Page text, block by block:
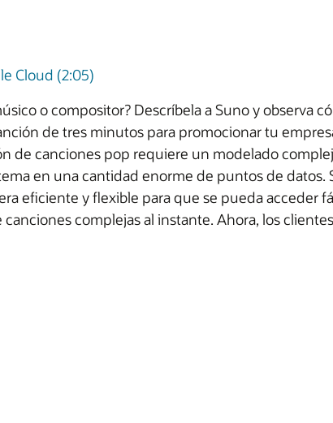
Cloud (2:05)
o compositor? Descríbela a Suno y observa
de tres minutos para promocionar tu
de canciones pop requiere un modelado
en una cantidad enorme de puntos de datos.
eficiente y flexible para que se pueda acceder
complejas al instante. Ahora, los